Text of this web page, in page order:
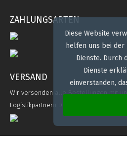
Diese Website
helfen uns bei
Dienste. Durch
Dienste
einverstanden,
ZAHLUNGSARTEN
VERSAND
Wir versenden alle Bestellungen mit
Logistikpartnern DHL. Bei Bedarf mit